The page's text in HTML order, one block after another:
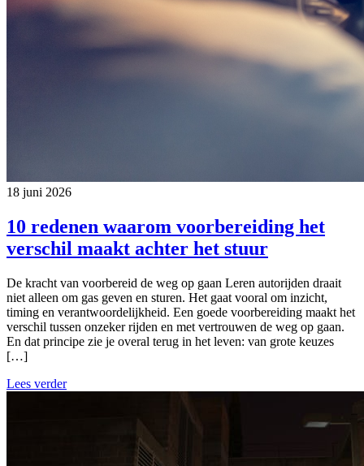
18 juni 2026
10 redenen waarom voorbereiding het
verschil maakt achter het stuur
De kracht van voorbereid de weg op gaan Leren autorijden draait
niet alleen om gas geven en sturen. Het gaat vooral om inzicht,
timing en verantwoordelijkheid. Een goede voorbereiding maakt het
verschil tussen onzeker rijden en met vertrouwen de weg op gaan.
En dat principe zie je overal terug in het leven: van grote keuzes
[…]
Lees verder